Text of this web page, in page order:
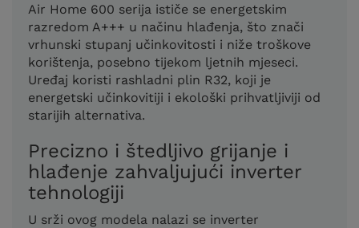
Air Home 600 serija ističe se energetskim
razredom A+++ u načinu hlađenja, što znači
vrhunski stupanj učinkovitosti i niže troškove
korištenja, posebno tijekom ljetnih mjeseci.
Uređaj koristi rashladni plin R32, koji je
energetski učinkovitiji i ekološki prihvatljiviji od
starijih alternativa.
Precizno i štedljivo grijanje i
hlađenje zahvaljujući inverter
tehnologiji
U srži ovog modela nalazi se inverter